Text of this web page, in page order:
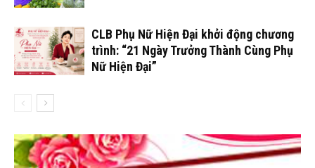
CLB Phụ Nữ Hiện Đại khởi động chương
trình: “21 Ngày Trưởng Thành Cùng Phụ
Nữ Hiện Đại”